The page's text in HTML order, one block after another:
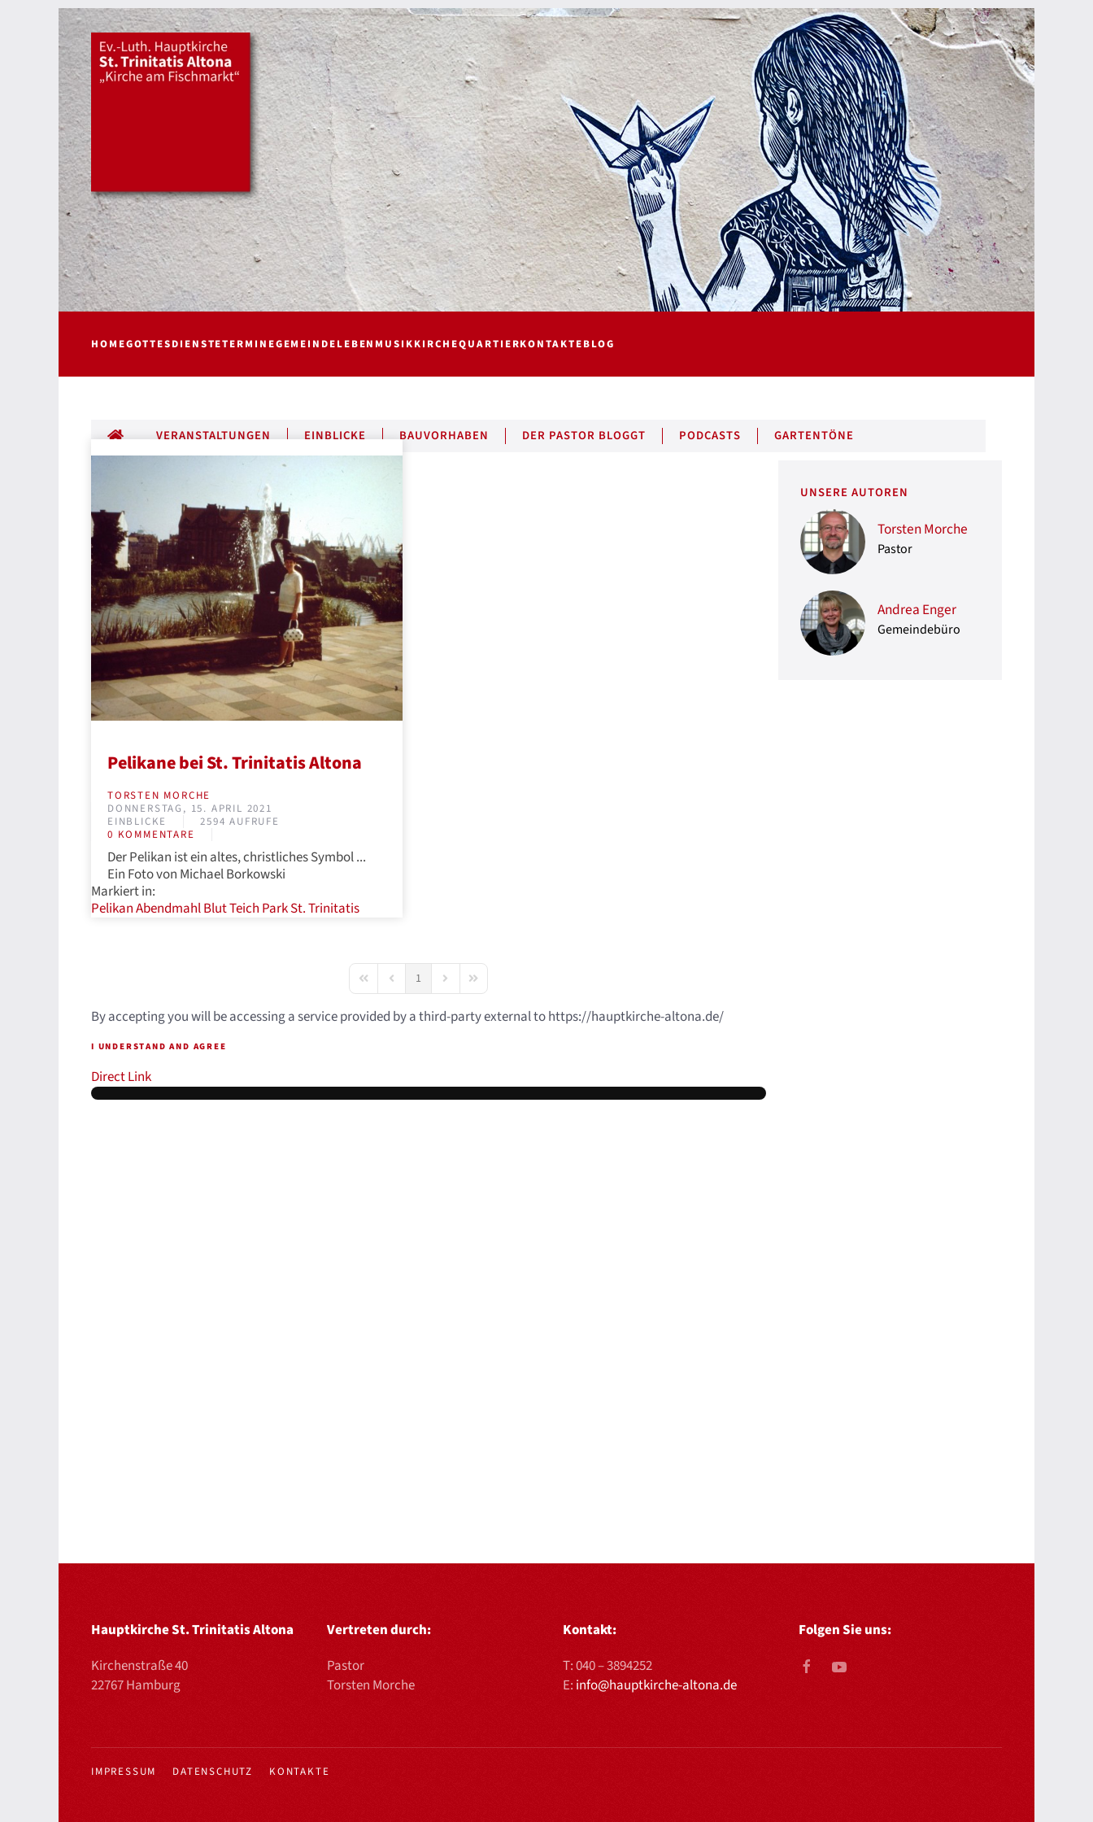
HOMEGOTTESDIENSTETERMINEGEMEINDELEBEN MUSIKKIRCHEQUARTIERKONTAKTEBLOG
ALLE BEITRÄGE
VERANSTALTUNGEN EINBLICKE BAUVORHABEN DER PASTOR BLOGGT PODCASTS GARTENTÖNE
Pelikane bei St. Trinitatis Altona
TORSTEN MORCHE
DONNERSTAG, 15. APRIL 2021
EINBLICKE
2594 AUFRUFE
0 KOMMENTARE
Der Pelikan ist ein altes, christliches Symbol ...
Ein Foto von Michael Borkowski
Markiert in:
PelikanAbendmahlBlutTeich ParkSt. Trinitatis
First PagePrevious Page
1 Next PageLast Page
By accepting you will be accessing a service provided by a third-party external to https://hauptkirche-altona.de/
I UNDERSTAND AND AGREE
Direct Link
UNSERE AUTOREN
Torsten Morche
Pastor
Andrea Enger
Gemeindebüro
Hauptkirche St. Trinitatis Altona
Kirchenstraße 40
22767 Hamburg
Vertreten durch:
Pastor
Torsten Morche
Kontakt:
T:040 – 3894252
E: info@hauptkirche-altona.de
Folgen Sie uns:
IMPRESSUM DATENSCHUTZ KONTAKTE